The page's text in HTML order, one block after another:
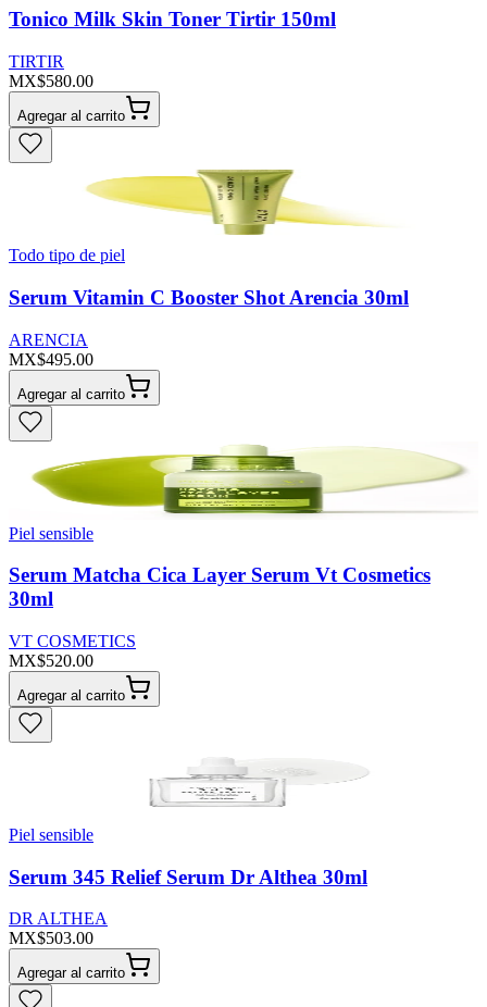
Tonico Milk Skin Toner Tirtir 150ml
TIRTIR
MX$580.00
Agregar al carrito
Todo tipo de piel
Serum Vitamin C Booster Shot Arencia 30ml
ARENCIA
MX$495.00
Agregar al carrito
Piel sensible
Serum Matcha Cica Layer Serum Vt Cosmetics
30ml
VT COSMETICS
MX$520.00
Agregar al carrito
Piel sensible
Serum 345 Relief Serum Dr Althea 30ml
DR ALTHEA
MX$503.00
Agregar al carrito